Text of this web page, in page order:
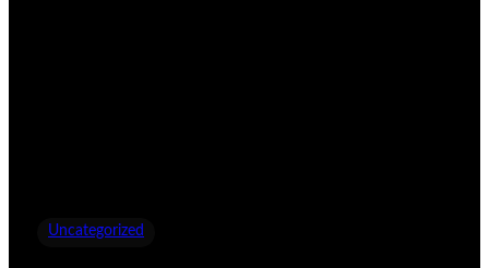
Uncategorized